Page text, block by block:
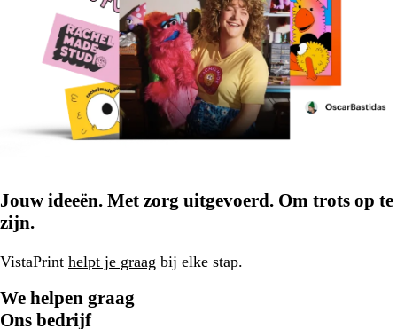
Jouw ideeën. Met zorg uitgevoerd. Om trots op te
zijn.
VistaPrint helpt je graag bij elke stap.
We helpen graag
Ons bedrijf